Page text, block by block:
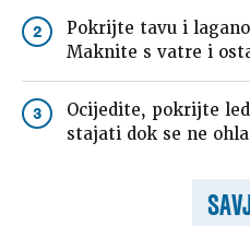
2
Pokrijte tavu i
Maknite s vatre i
3
Ocijedite, pokrijte
stajati dok se ne